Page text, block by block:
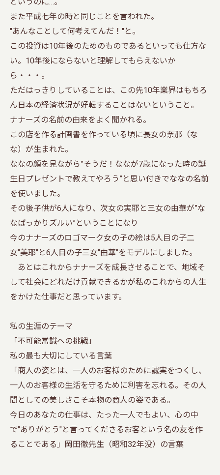
というのに…。
また平成七年の時と同じことを言われた。
"あんなことして何考えてんだ！"と。
この投資は10年後のためのものであるといっても仕方な
い。10年後にならないと理解してもらえないか
ら・・・。
ただはっきりしていることは、この先10年業界はもちろ
ん日本の経済状況が好転することはないということ。
ナナーズの名前の由来をよく聞かれる。
この店を作る計画書を作っている頃に長女の奈那（な
な）が生まれた。
ななの顔を見ながら”そうだ！ななが7歳になった時の誕
生日プレゼントで教えてやろう”と思い付きでななの名前
を使いました。
その後子供が6人になり、次女の実耶と三女の由華が”な
なばっかりズルい”ということになり
今のナナーズのロゴマーク女の子の絵は5人目の子二
女"美耶"と6人目の子三女"由華"をモデルにしました。
あとはこれからナナーズを成長させることで、地域そ
して社会にどれだけ貢献できるかが私のこれからの人生
をかけた仕事だと思っています。
私の生涯のテーマ
「不可能常識への挑戦」
私の最も大切にしている言葉
「商人の姿とは、一人のお客様のために誠実をつくし、
一人のお客様の生活を守るために利害を忘れる。その人
間としての美しさこそ本物の商人の姿である。
今日のあなたの仕事は、たった一人でもよい、心の中
で"ありがとう"と言ってくださるお客という名の友を作
ることである」岡田徹先生（昭和32年没）の言葉